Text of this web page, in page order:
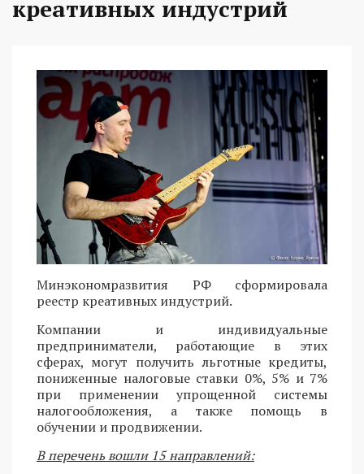
креативных индустрий
Минэкономразвития РФ сформировала
реестр креативных индустрий.
Компании и индивидуальные
предприниматели, работающие в этих
сферах, могут получить льготные кредиты,
пониженные налоговые ставки 0%, 5% и 7%
при применении упрощенной системы
налогообложения, а также помощь в
обучении и продвижении.
В перечень вошли 15 направлений: